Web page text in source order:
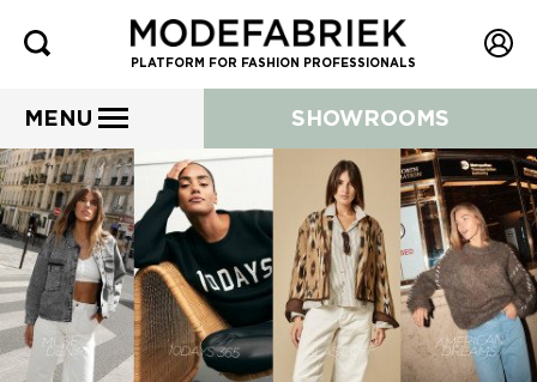
PLATFORM FOR FASHION PROFESSIONALS
MENU SHOWROOMS